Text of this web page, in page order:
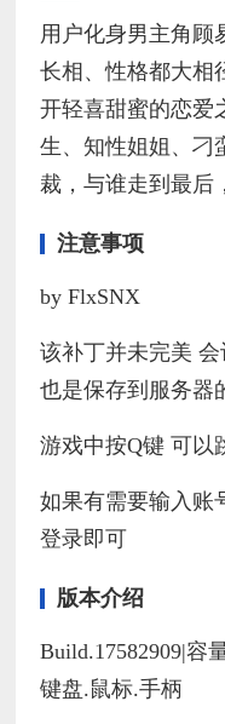
用户化身男主角顾
长相、性格都大相
开轻喜甜蜜的恋爱
生、知性姐姐、刁
裁，与谁走到最后
注意事项
by FlxSNX
该补丁并未完美
也是保存到服务器
游戏中按Q键 可以
如果有需要输入账
登录即可
版本介绍
Build.17582909|容
键盘.鼠标.手柄